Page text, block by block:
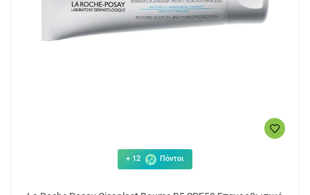
13.39€
+ 12 Πόντοι